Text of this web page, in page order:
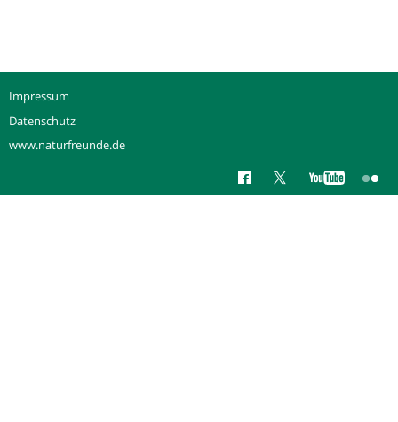
Impressum
Datenschutz
www.naturfreunde.de